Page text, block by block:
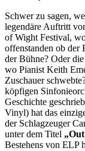
Schwer zu sagen,
legendäre Auftritt
of Wight Festival,
offenstanden ob der
der Bühne? Oder
wo Pianist Keith
Zuschauer
köpfigen
Geschichte
Vinyl) hat das
der Schlagzeuger
unter dem Titel
Bestehens von ELP